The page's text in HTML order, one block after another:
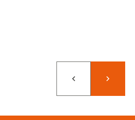
PrécédentSuivant